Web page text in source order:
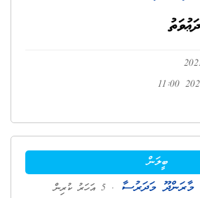
ބީލަން
މާރަންދޫ މަދަރުސާ . 5 އަހަރު ކުރިން